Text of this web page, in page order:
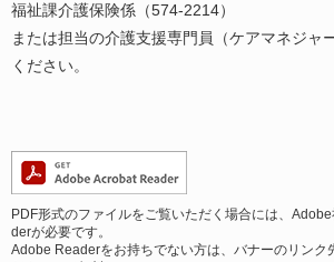
福祉課介護保険係（574-2214）
または担当の介護支援専門員（ケアマネジャ
ください。
PDF形式のファイルをご覧いただく場合には、
derが必要です。
Adobe Readerをお持ちでない方は、バナーのリンク